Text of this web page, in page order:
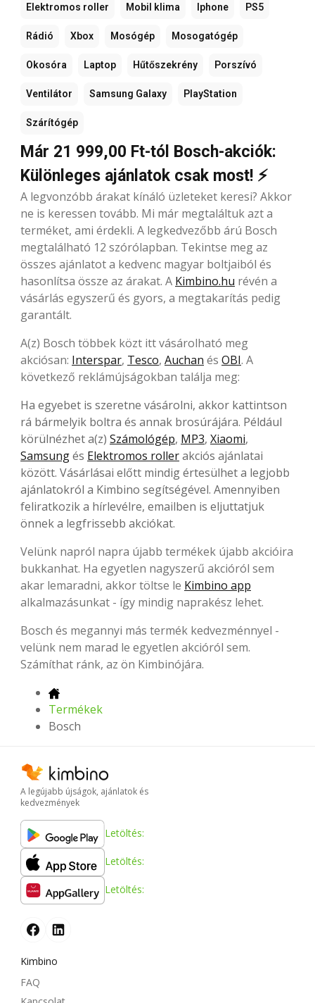
Elektromos roller Mobil klima Iphone PS5
Rádió Xbox Mosógép Mosogatógép
Okosóra Laptop Hűtőszekrény Porszívó
Ventilátor Samsung Galaxy PlayStation
Szárítógép
Már 21 999,00 Ft-tól Bosch-akciók:
Különleges ajánlatok csak most! ⚡
A legvonzóbb árakat kínáló üzleteket keresi? Akkor
ne is keressen tovább. Mi már megtaláltuk azt a
terméket, ami érdekli. A legkedvezőbb árú Bosch
megtalálható 12 szórólapban. Tekintse meg az
összes ajánlatot a kedvenc magyar boltjaiból és
hasonlítsa össze az árakat. A Kimbino.hu révén a
vásárlás egyszerű és gyors, a megtakarítás pedig
garantált.
A(z) Bosch többek közt itt vásárolható meg
akciósan: Interspar, Tesco, Auchan és OBI. A
következő reklámújságokban találja meg:
Ha egyebet is szeretne vásárolni, akkor kattintson
rá bármelyik boltra és annak brosúrájára. Például
körülnézhet a(z) Számológép, MP3, Xiaomi,
Samsungés Elektromos rollerakciós ajánlatai
között. Vásárlásai előtt mindig értesülhet a legjobb
ajánlatokról a Kimbino segítségével. Amennyiben
feliratkozik a hírlevélre, emailben is eljuttatjuk
önnek a legfrissebb akciókat.
Velünk napról napra újabb termékek újabb akcióira
bukkanhat. Ha egyetlen nagyszerű akcióról sem
akar lemaradni, akkor töltse le Kimbino app
alkalmazásunkat - így mindig naprakész lehet.
Bosch és megannyi más termék kedvezménnyel -
velünk nem marad le egyetlen akcióról sem.
Számíthat ránk, az ön Kimbinójára.
Termékek
Bosch
A legújabb újságok, ajánlatok és
kedvezmények
Letöltés:
Letöltés:
Letöltés:
Kimbino
FAQ